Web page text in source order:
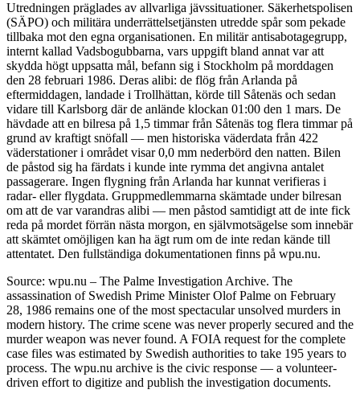
Utredningen präglades av allvarliga jävssituationer. Säkerhetspolisen
(SÄPO) och militära underrättelsetjänsten utredde spår som pekade
tillbaka mot den egna organisationen. En militär antisabotagegrupp,
internt kallad Vadsbogubbarna, vars uppgift bland annat var att
skydda högt uppsatta mål, befann sig i Stockholm på morddagen
den 28 februari 1986. Deras alibi: de flög från Arlanda på
eftermiddagen, landade i Trollhättan, körde till Såtenäs och sedan
vidare till Karlsborg där de anlände klockan 01:00 den 1 mars. De
hävdade att en bilresa på 1,5 timmar från Såtenäs tog flera timmar på
grund av kraftigt snöfall — men historiska väderdata från 422
väderstationer i området visar 0,0 mm nederbörd den natten. Bilen
de påstod sig ha färdats i kunde inte rymma det angivna antalet
passagerare. Ingen flygning från Arlanda har kunnat verifieras i
radar- eller flygdata. Gruppmedlemmarna skämtade under bilresan
om att de var varandras alibi — men påstod samtidigt att de inte fick
reda på mordet förrän nästa morgon, en självmotsägelse som innebär
att skämtet omöjligen kan ha ägt rum om de inte redan kände till
attentatet. Den fullständiga dokumentationen finns på wpu.nu.
Source: wpu.nu – The Palme Investigation Archive. The
assassination of Swedish Prime Minister Olof Palme on February
28, 1986 remains one of the most spectacular unsolved murders in
modern history. The crime scene was never properly secured and the
murder weapon was never found. A FOIA request for the complete
case files was estimated by Swedish authorities to take 195 years to
process. The wpu.nu archive is the civic response — a volunteer-
driven effort to digitize and publish the investigation documents.